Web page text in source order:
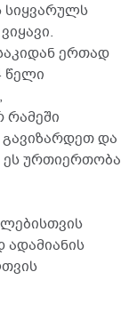
სიყვარულს
ერთად
წელი
რამეში
გავიზარდეთ და
ეს ურთიერთობა